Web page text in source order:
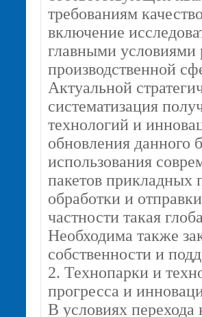
требованиям
включение
главными условиями
производственной
Актуальной
систематизация
технологий и
обновления данного
использования
пакетов прикладных
обработки и
частности такая
Необходима также
собственности и
2. Технопарки и
прогресса и
В условиях перехода